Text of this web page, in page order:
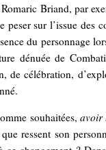
Briand, par
peser sur l’issue
du personnage
dénuée de
de célébration,
souhaitées, avoir
ressent son